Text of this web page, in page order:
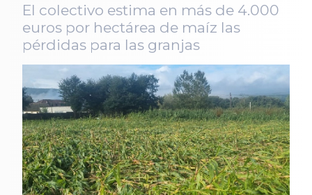
El colectivo estima en más de 4.000
euros por hectárea de maíz las
pérdidas para las granjas